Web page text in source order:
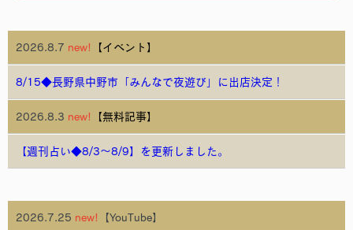
2026.8.7 new! 【イベント】
8/15◆長野県中野市「みんなで夜遊び」に出店決定！
2026.8.3 new! 【無料記事】
【週刊占い◆8/3～8/9】を更新しました。
2026.7.25 new! 【YouTube】